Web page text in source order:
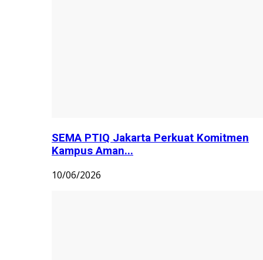
SEMA PTIQ Jakarta Perkuat Komitmen
Kampus Aman...
10/06/2026